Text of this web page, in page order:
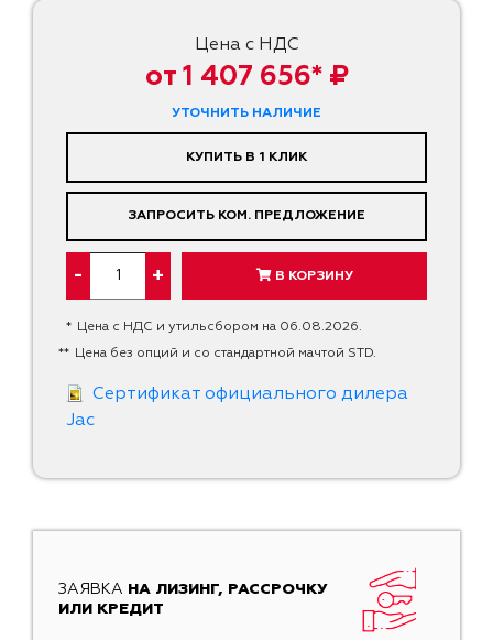
Цена с НДС
от 1 407 656* ₽
УТОЧНИТЬ НАЛИЧИЕ
КУПИТЬ В 1 КЛИК
ЗАПРОСИТЬ КОМ. ПРЕДЛОЖЕНИЕ
- + В КОРЗИНУ
* Цена с НДС и утильсбором на 06.08.2026.
** Цена без опций и со стандартной мачтой STD.
Сертификат официального дилера
Jac
ЗАЯВКА НА ЛИЗИНГ, РАССРОЧКУ
ИЛИ КРЕДИТ